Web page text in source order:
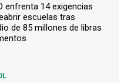
enfrenta 14 exigencias
escuelas tras
de 85 millones de libras